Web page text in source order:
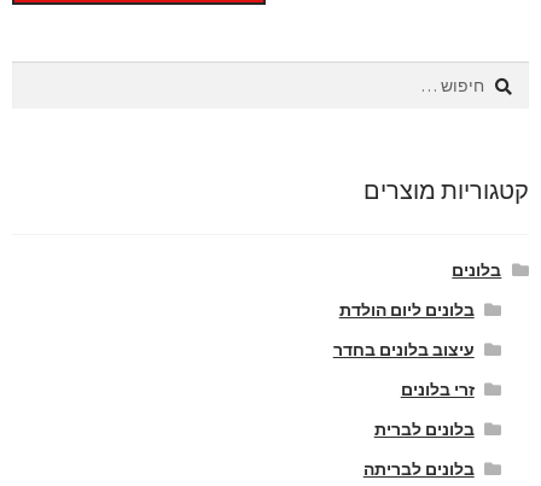
חיפוש:
קטגוריות מוצרים
בלונים
בלונים ליום הולדת
עיצוב בלונים בחדר
זרי בלונים
בלונים לברית
בלונים לבריתה